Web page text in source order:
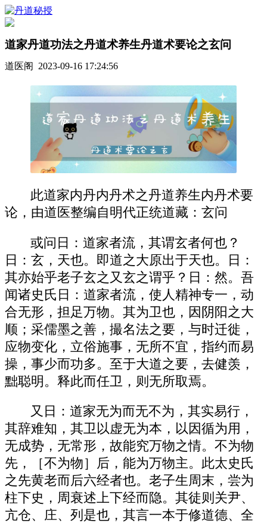
道家丹道功法之丹道术养生丹道术要论之玄问
道医阁 2023-09-16 17:24:56
此道家内丹内丹术之丹道养生内丹术要
论，由道医整编自明代正统道藏：玄问
或问日：道家者流，其谓玄者何也？
日：玄，天也。即道之大原出于天也。日：
其亦始乎老子玄之又玄之谓乎？日：然。吾
闻诸史氏日：道家者流，使人精神专一，动
合无形，担足万物。其为卫也，因阴阳之大
顺；采儒墨之善，撮名法之要，与时迁徙，
应物变化，立俗施事，无所不宜，指约而易
操，事少而功多。至于大道之要，去健羡，
黜聪明。释此而任卫，则无所取焉。
又日：道家无为而无不为，其实易行，
其辞难知，其卫以虚无为本，以因循为用，
无成势，无常形，故能究万物之情。不为物
先，［不为物］后，能为万物主。此太史氏
之先黄老而后六经者也。老子生周末，尝为
柱下史，周衰述上下经而隐。其徒则关尹、
亢仓、庄、列是也，其言一本于修道德、全